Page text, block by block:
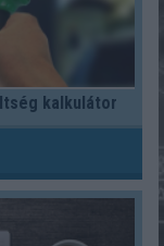
kalkulátor